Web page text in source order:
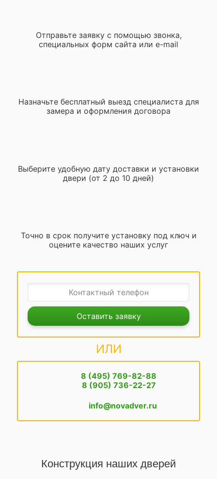
Отправьте заявку с помощью звонка,
специальных форм сайта или e-mail
Назначьте бесплатный выезд специалиста для
замера и оформления договора
Выберите удобную дату доставки и установки
двери (от 2 до 10 дней)
Точно в срок получите установку под ключ и
оцените качество наших услуг
Оставить заявку
ИЛИ
8 (495) 769-82-88
8 (905) 736-22-27
info@novadver.ru
Конструкция наших дверей